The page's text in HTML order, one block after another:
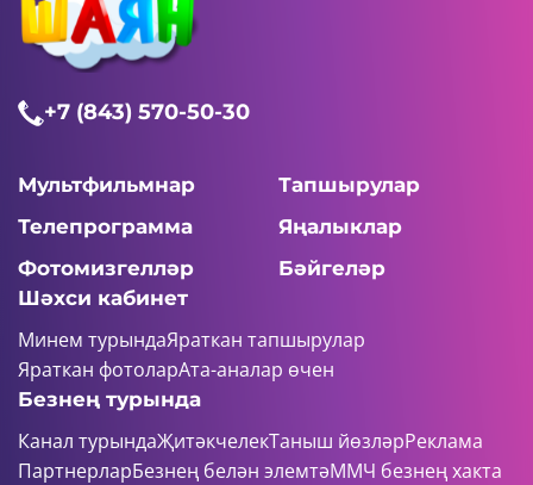
+7 (843) 570-50-30
Мультфильмнар
Тапшырулар
Телепрограмма
Яңалыклар
Фотомизгелләр
Бәйгеләр
Шәхси кабинет
Минем турындаЯраткан тапшырулар
Яраткан фотоларАта-аналар өчен
Безнең турында
Канал турындаҖитәкчелекТаныш йөзләрРеклама
ПартнерларБезнең белән элемтәММЧ безнең хакта